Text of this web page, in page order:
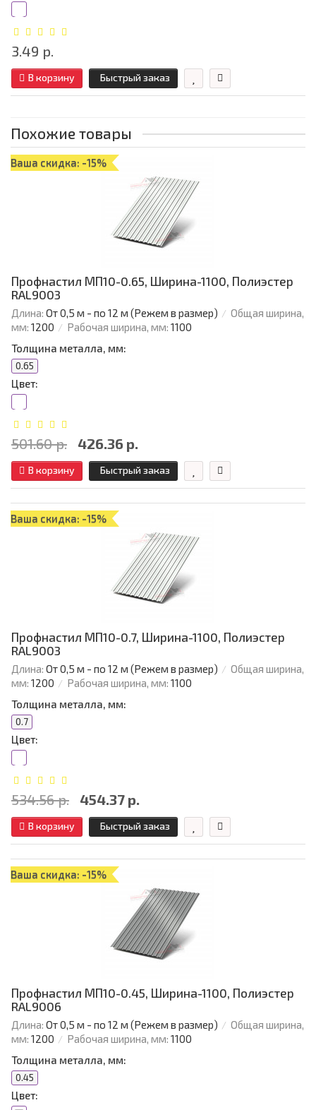
3.49 р.
В корзину Быстрый заказ
Похожие товары
Ваша скидка: -15%
Профнастил МП10-0.65, Ширина-1100, Полиэстер
RAL9003
Длина: От 0,5 м - по 12 м (Режем в размер)
Общая ширина,
мм: 1200 Рабочая ширина, мм: 1100
Толщина металла, мм:
0.65
Цвет:
501.60 р. 426.36 р.
В корзину Быстрый заказ
Ваша скидка: -15%
Профнастил МП10-0.7, Ширина-1100, Полиэстер
RAL9003
Длина: От 0,5 м - по 12 м (Режем в размер)
Общая ширина,
мм: 1200 Рабочая ширина, мм: 1100
Толщина металла, мм:
0.7
Цвет:
534.56 р. 454.37 р.
В корзину Быстрый заказ
Ваша скидка: -15%
Профнастил МП10-0.45, Ширина-1100, Полиэстер
RAL9006
Длина: От 0,5 м - по 12 м (Режем в размер)
Общая ширина,
мм: 1200 Рабочая ширина, мм: 1100
Толщина металла, мм:
0.45
Цвет: